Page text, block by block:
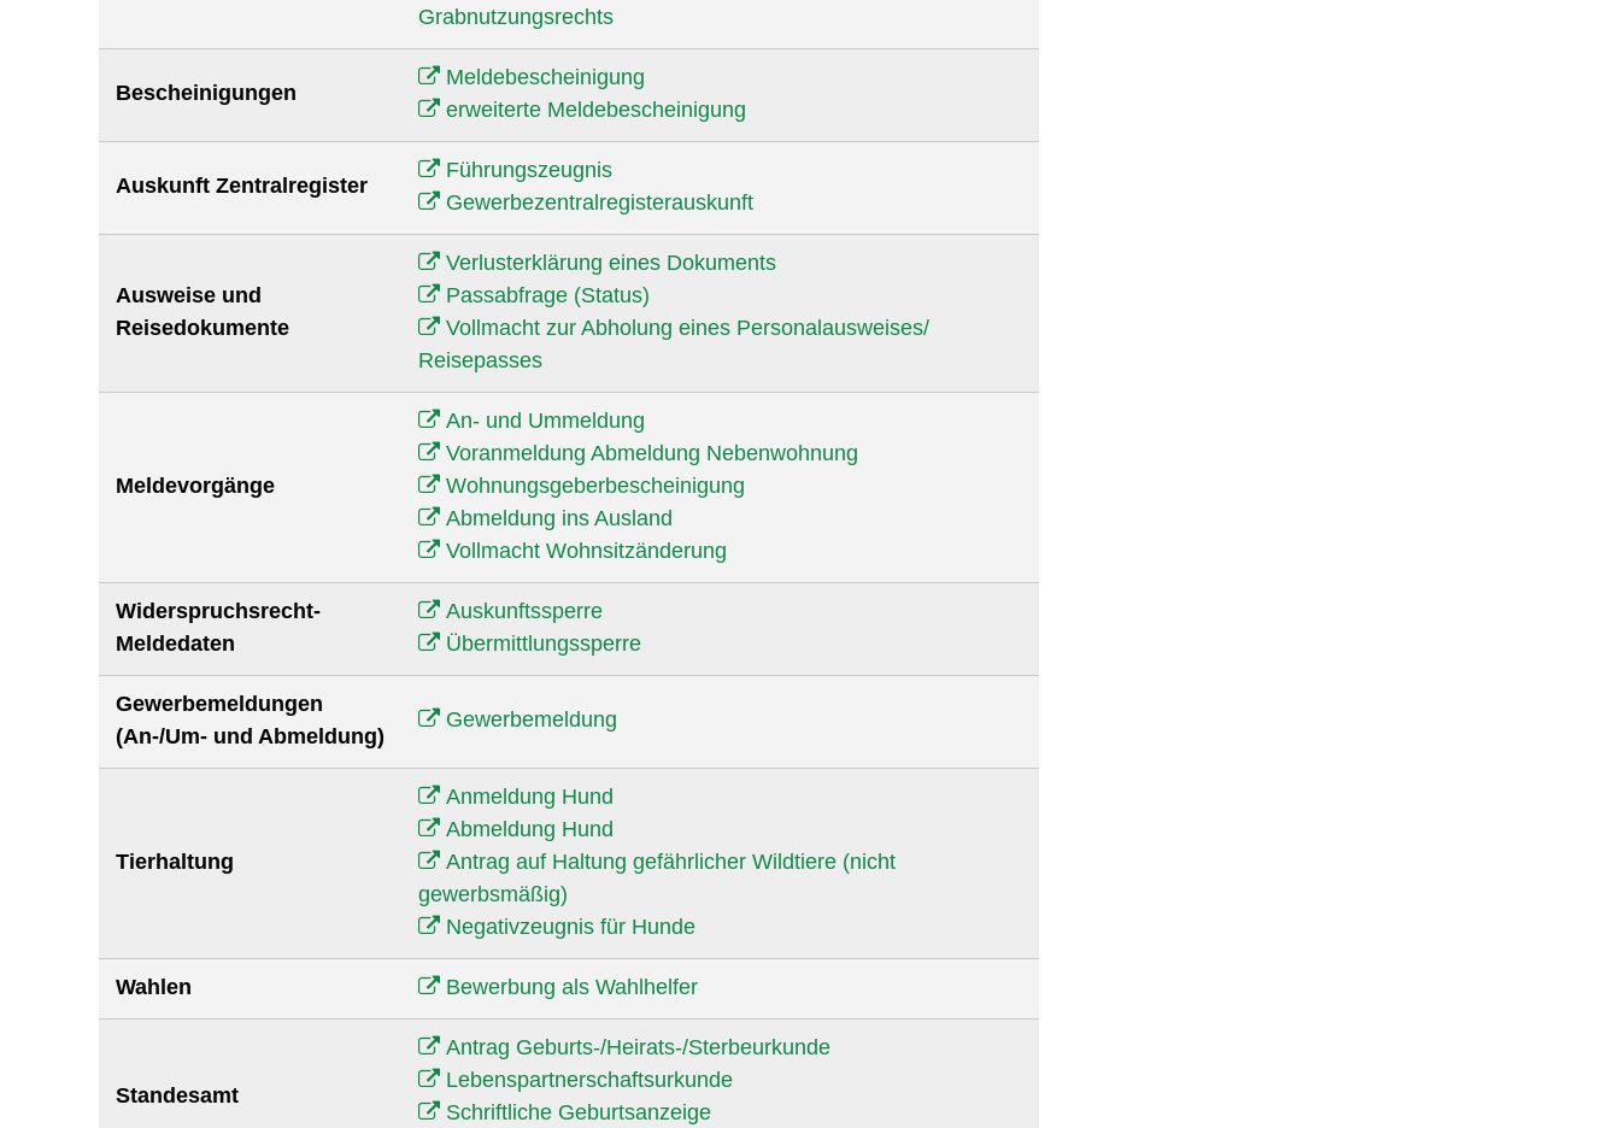
Grabnutzungsrechts
Bescheinigungen
Meldebescheinigung
erweiterte Meldebescheinigung
Auskunft Zentralregister
Führungszeugnis
Gewerbezentralregisterauskunft
Ausweise und
Reisedokumente
Verlusterklärung eines Dokuments
Passabfrage (Status)
Vollmacht zur Abholung eines Personalausweises/
Reisepasses
Meldevorgänge
An- und Ummeldung
Voranmeldung Abmeldung Nebenwohnung
Wohnungsgeberbescheinigung
Abmeldung ins Ausland
Vollmacht Wohnsitzänderung
Widerspruchsrecht-
Meldedaten
Auskunftssperre
Übermittlungssperre
Gewerbemeldungen
(An-/Um- und Abmeldung)
Gewerbemeldung
Tierhaltung
Anmeldung Hund
Abmeldung Hund
Antrag auf Haltung gefährlicher Wildtiere (nicht
gewerbsmäßig)
Negativzeugnis für Hunde
Wahlen Bewerbung als Wahlhelfer
Standesamt
Antrag Geburts-/Heirats-/Sterbeurkunde
Lebenspartnerschaftsurkunde
Schriftliche Geburtsanzeige